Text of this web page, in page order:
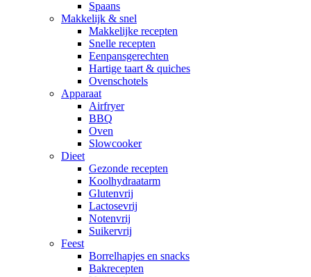
Spaans
Makkelijk & snel
Makkelijke recepten
Snelle recepten
Eenpansgerechten
Hartige taart & quiches
Ovenschotels
Apparaat
Airfryer
BBQ
Oven
Slowcooker
Dieet
Gezonde recepten
Koolhydraatarm
Glutenvrij
Lactosevrij
Notenvrij
Suikervrij
Feest
Borrelhapjes en snacks
Bakrecepten